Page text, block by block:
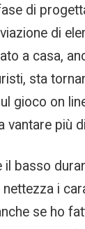
di
di
a casa,
sta
gioco on
più
basso
i
se ho